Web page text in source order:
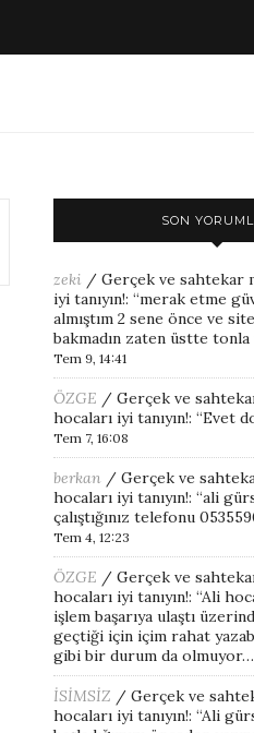
SON
zeki / Gerçek ve sahtekar
iyi tanıyın!: “merak etme
almıştım 2 sene önce ve
bakmadın zaten üstte
Tem 9, 14:41
ÖZGE / Gerçek ve
hocaları iyi tanıyın!: “Evet
Tem 7, 16:08
berkan / Gerçek ve
hocaları iyi tanıyın!: “ali
çalıştığınız telefonu
Tem 4, 12:23
ÖZGE / Gerçek ve
hocaları iyi tanıyın!: “Ali
işlem başarıya ulaştı
geçtiği için içim rahat
gibi bir durum da olmuyor…
İSİMSİZ / Gerçek ve
hocaları iyi tanıyın!: “Ali